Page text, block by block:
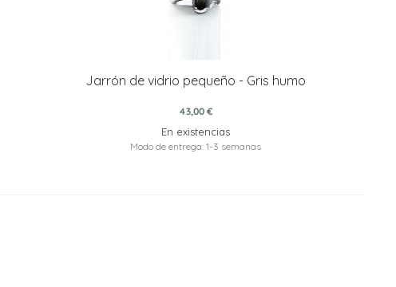
Jarrón de vidrio pequeño - Gris humo
43,00 €
En existencias
Modo de entrega: 1-3 semanas